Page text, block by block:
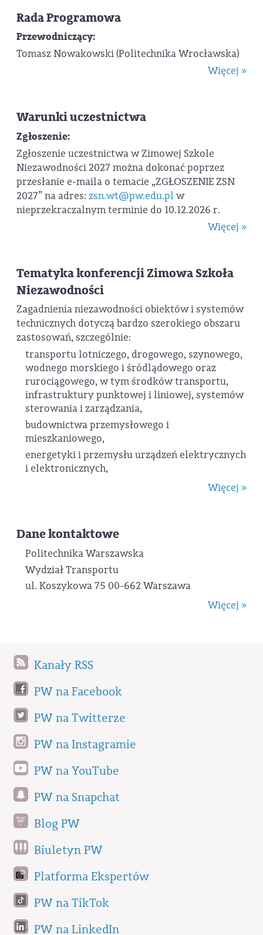
Rada Programowa
Przewodniczący:
Tomasz Nowakowski (Politechnika Wrocławska)
Więcej »
Warunki uczestnictwa
Zgłoszenie:
Zgłoszenie uczestnictwa w Zimowej Szkole
Niezawodności 2027 można dokonać poprzez
przesłanie e-maila o temacie „ZGŁOSZENIE ZSN
2027” na adres: zsn.wt@pw.edu.pl w
nieprzekraczalnym terminie do 10.12.2026 r.
Więcej »
Tematyka konferencji Zimowa Szkoła
Niezawodności
Zagadnienia niezawodności obiektów i systemów
technicznych dotyczą bardzo szerokiego obszaru
zastosowań, szczególnie:
transportu lotniczego, drogowego, szynowego,
wodnego morskiego i śródlądowego oraz
rurociągowego, w tym środków transportu,
infrastruktury punktowej i liniowej, systemów
sterowania i zarządzania,
budownictwa przemysłowego i
mieszkaniowego,
energetyki i przemysłu urządzeń elektrycznych
i elektronicznych,
Więcej »
Dane kontaktowe
Politechnika Warszawska
Wydział Transportu
ul. Koszykowa 75 00-662 Warszawa
Więcej »
Kanały RSS
PW na Facebook
PW na Twitterze
PW na Instagramie
PW na YouTube
PW na Snapchat
Blog PW
Biuletyn PW
Platforma Ekspertów
PW na TikTok
PW na LinkedIn